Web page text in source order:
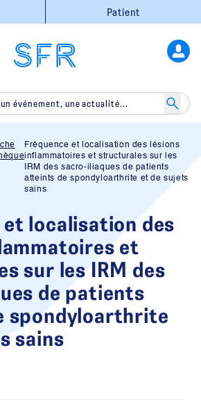
Patient
Fréquence et localisation des lésions
inflammatoires et structurales sur les
IRM des sacro-iliaques de patients
atteints de spondyloarthrite et de sujets
sains
et localisation des
et
sur les IRM des
de patients
spondyloarthrite
sains